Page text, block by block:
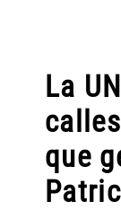
La
que